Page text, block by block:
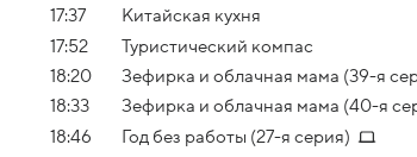
17:37
Китайская кухня
17:52
Туристический компас
18:20
Зефирка и облачная мама (39-я
18:33
Зефирка и облачная мама (40-я
18:46
Год без работы (27-я серия)